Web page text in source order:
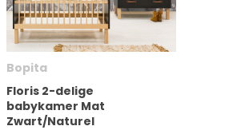
Bopita
Floris 2-delige
babykamer Mat
Zwart/Naturel